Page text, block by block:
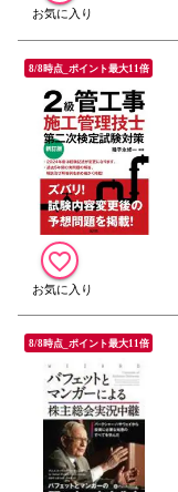
8/8時点_ポイント最大11倍
8/8時点_ポイント最大11倍